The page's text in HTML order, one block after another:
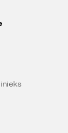
ar
uz